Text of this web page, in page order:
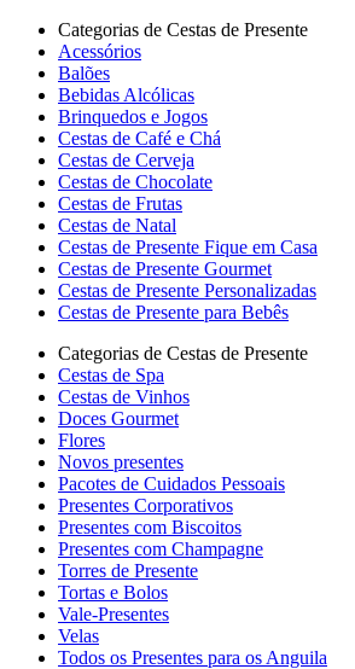
Categorias de Cestas de Presente
Acessórios
Balões
Bebidas Alcólicas
Brinquedos e Jogos
Cestas de Café e Chá
Cestas de Cerveja
Cestas de Chocolate
Cestas de Frutas
Cestas de Natal
Cestas de Presente Fique em Casa
Cestas de Presente Gourmet
Cestas de Presente Personalizadas
Cestas de Presente para Bebês
Categorias de Cestas de Presente
Cestas de Spa
Cestas de Vinhos
Doces Gourmet
Flores
Novos presentes
Pacotes de Cuidados Pessoais
Presentes Corporativos
Presentes com Biscoitos
Presentes com Champagne
Torres de Presente
Tortas e Bolos
Vale-Presentes
Velas
Todos os Presentes para os Anguila